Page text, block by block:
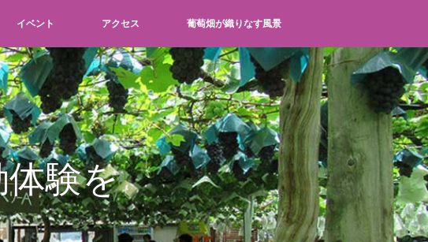
イベント アクセス 葡萄畑が織りなす風景
JP EN 大 中 小
験を